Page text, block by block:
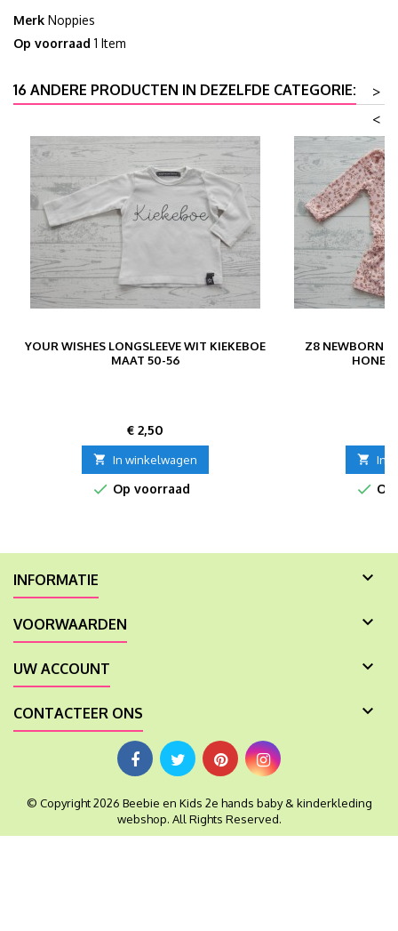
Merk Noppies
Op voorraad 1 Item
16 ANDERE PRODUCTEN IN DEZELFDE CATEGORIE:
>
<
YOUR WISHES LONGSLEEVE WIT KIEKEBOE
MAAT 50-56
Prijs
€ 2,50
 In winkelwagen
 Op voorraad
Z8 NEWBORN
 In

INFORMATIE 
VOORWAARDEN 
UW ACCOUNT 
CONTACTEER ONS 
© Copyright 2026 Beebie en Kids 2e hands baby & kinderkleding
webshop. All Rights Reserved.